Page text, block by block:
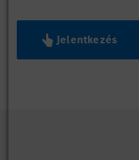
Jelentkezés